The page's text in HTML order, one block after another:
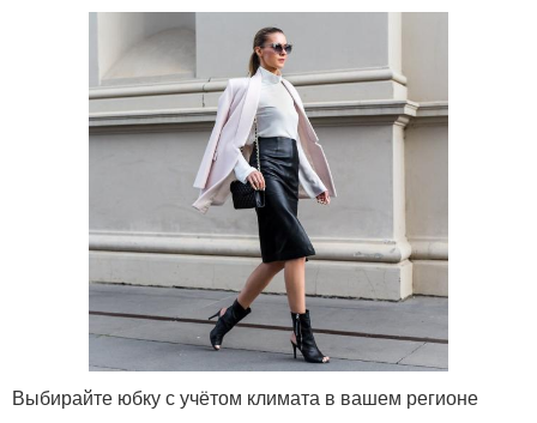
Выбирайте юбку с учётом климата в вашем регионе